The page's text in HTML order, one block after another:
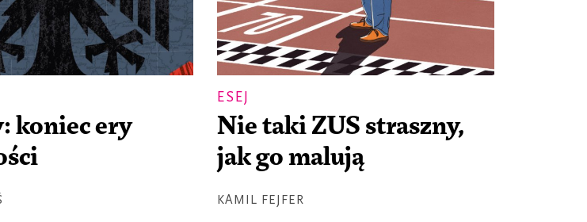
koniec ery
ESEJ
Nie taki ZUS straszny,
jak go malują
KAMIL FEJFER